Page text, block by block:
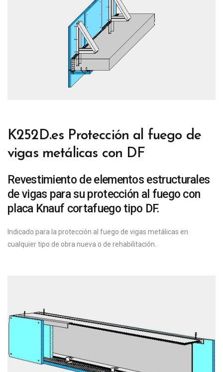
K252D.es Protección al fuego de
vigas metálicas con DF
Revestimiento de elementos estructurales
de vigas para su protección al fuego con
placa Knauf cortafuego tipo DF.
Indicado para la protección al fuego de vigas metálicas en
cualquier tipo de obra nueva o de rehabilitación.